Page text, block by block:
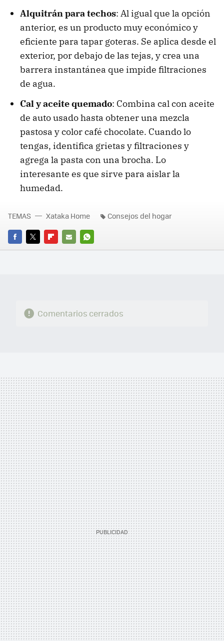
Alquitrán para techos: Al igual que la opción
anterior, es un producto muy económico y
eficiente para tapar goteras. Se aplica desde el
exterior, por debajo de las tejas, y crea una
barrera instantánea que impide filtraciones
de agua.
Cal y aceite quemado: Combina cal con aceite
de auto usado hasta obtener una mezcla
pastosa y color café chocolate. Cuando lo
tengas, identifica grietas y filtraciones y
agrega la pasta con una brocha. Lo
interesante es que sirve para aislar la
humedad.
FACEBOOK
TWITTERFLIPBOARD
E-
WHATSAPP
TEMAS Xataka Home Consejos del hogar
Comentarios cerrados